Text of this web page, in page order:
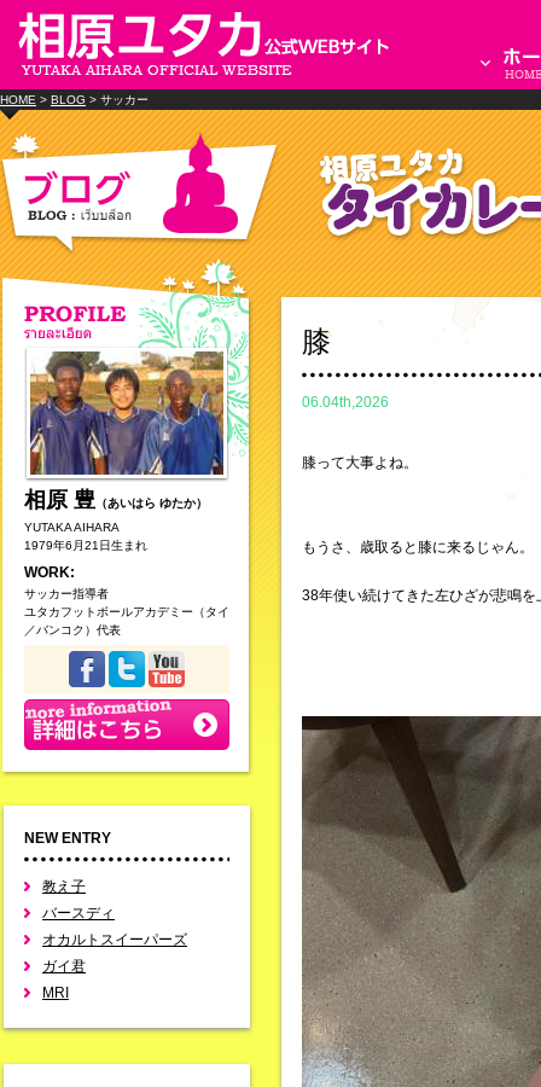
HOME > BLOG > サッカー
相原 豊 （あいはら ゆたか）
YUTAKA AIHARA
1979年6月21日生まれ
WORK:
サッカー指導者
ユタカフットボールアカデミー（タイ
／バンコク）代表
NEW ENTRY
教え子
バースディ
オカルトスイーパーズ
ガイ君
MRI
膝
06.04th,2026
膝って大事よね。
もうさ、歳取ると膝に来るじゃん。
38年使い続けてきた左ひざが悲鳴を